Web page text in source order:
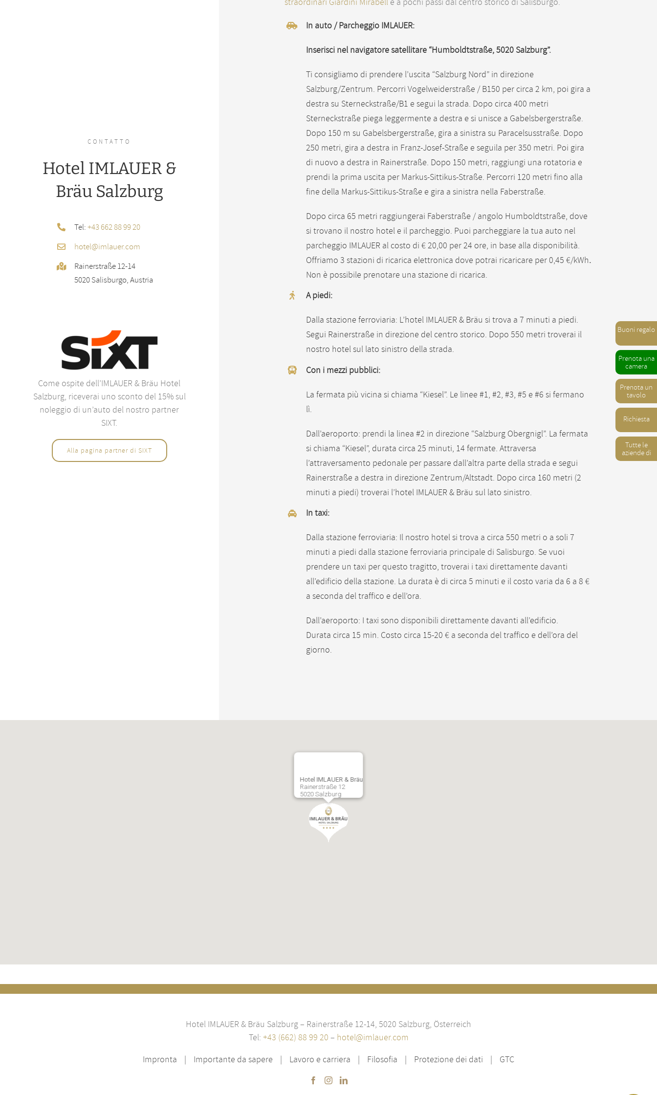
Buoni regalo
Prenota una
camera
Prenota un
tavolo
Richiesta
Tutte le
aziende di
CONTATTO
Hotel IMLAUER &
Bräu Salzburg
Tel:+43 662 88 99 20
hotel@imlauer.com
Rainerstraße 12-14
5020 Salisburgo, Austria
Come ospite dell’IMLAUER & Bräu Hotel
Salzburg, riceverai uno sconto del 15% sul
noleggio di un’auto del nostro partner
SIXT.
Alla pagina partner di SIXT
In auto / Parcheggio IMLAUER:
Inserisci nel navigatore satellitare “Humboldtstraße, 5020 Salzburg”.
Ti consigliamo di prendere l’uscita “Salzburg Nord” in direzione
Salzburg/Zentrum. Percorri Vogelweiderstraße / B150 per circa 2 km, poi gira a
destra su Sterneckstraße/B1 e segui la strada. Dopo circa 400 metri
Sterneckstraße piega leggermente a destra e si unisce a Gabelsbergerstraße.
Dopo 150 m su Gabelsbergerstraße, gira a sinistra su Paracelsusstraße. Dopo
250 metri, gira a destra in Franz-Josef-Straße e seguila per 350 metri. Poi gira
di nuovo a destra in Rainerstraße. Dopo 150 metri, raggiungi una rotatoria e
prendi la prima uscita per Markus-Sittikus-Straße. Percorri 120 metri fino alla
fine della Markus-Sittikus-Straße e gira a sinistra nella Faberstraße.
Dopo circa 65 metri raggiungerai Faberstraße / angolo Humboldtstraße, dove
si trovano il nostro hotel e il parcheggio. Puoi parcheggiare la tua auto nel
parcheggio IMLAUER al costo di € 20,00 per 24 ore, in base alla disponibilità.
Offriamo 3 stazioni di ricarica elettronica dove potrai ricaricare per 0,45 €/kWh.
Non è possibile prenotare una stazione di ricarica.
A piedi:
Dalla stazione ferroviaria: L’hotel IMLAUER & Bräu si trova a 7 minuti a piedi.
Segui Rainerstraße in direzione del centro storico. Dopo 550 metri troverai il
nostro hotel sul lato sinistro della strada.
Con i mezzi pubblici:
La fermata più vicina si chiama “Kiesel”. Le linee #1, #2, #3, #5 e #6 si fermano
lì.
Dall’aeroporto: prendi la linea #2 in direzione “Salzburg Obergnigl”. La fermata
si chiama “Kiesel”, durata circa 25 minuti, 14 fermate. Attraversa
l’attraversamento pedonale per passare dall’altra parte della strada e segui
Rainerstraße a destra in direzione Zentrum/Altstadt. Dopo circa 160 metri (2
minuti a piedi) troverai l’hotel IMLAUER & Bräu sul lato sinistro.
In taxi:
Dalla stazione ferroviaria: Il nostro hotel si trova a circa 550 metri o a soli 7
minuti a piedi dalla stazione ferroviaria principale di Salisburgo. Se vuoi
prendere un taxi per questo tragitto, troverai i taxi direttamente davanti
all’edificio della stazione. La durata è di circa 5 minuti e il costo varia da 6 a 8 €
a seconda del traffico e dell’ora.
Dall’aeroporto: I taxi sono disponibili direttamente davanti all’edificio.
Durata circa 15 min. Costo circa 15-20 € a seconda del traffico e dell’ora del
giorno.
Hotel IMLAUER & Bräu
Rainerstraße 12
5020 Salzburg
Hotel IMLAUER & Bräu Salzburg – Rainerstraße 12-14, 5020 Salzburg, Österreich
Tel: +43 (662) 88 99 20 – hotel@imlauer.com
Impronta
Importante da sapere Lavoro e carriera Filosofia Protezione dei dati GTC